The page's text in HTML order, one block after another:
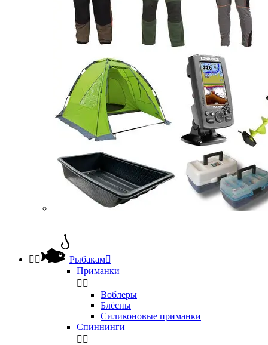
  Рыбакам
Приманки
 
Воблеры
Блёсны
Силиконовые приманки
Спиннинги
 